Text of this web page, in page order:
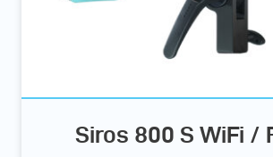
Siros 800 S WiFi /